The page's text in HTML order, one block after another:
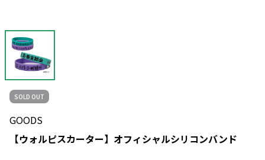
SOLD OUT
GOODS
【ウォルピスカーター】オフィシャルシリコンバンド